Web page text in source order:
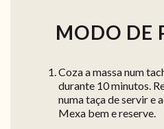
MODO DE
Coza a massa num
durante 10 minutos.
numa taça de servir e
Mexa bem e reserve.